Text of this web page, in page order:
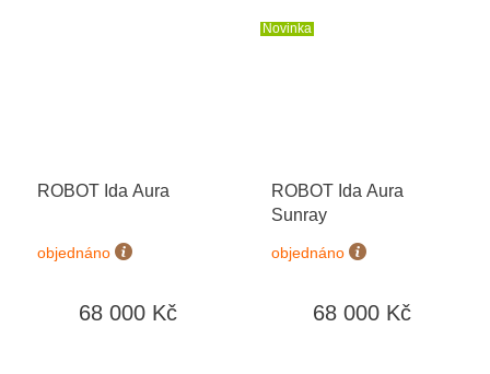
ROBOT Ida Aura
objednáno
68 000 Kč
Novinka
ROBOT Ida Aura
Sunray
objednáno
68 000 Kč